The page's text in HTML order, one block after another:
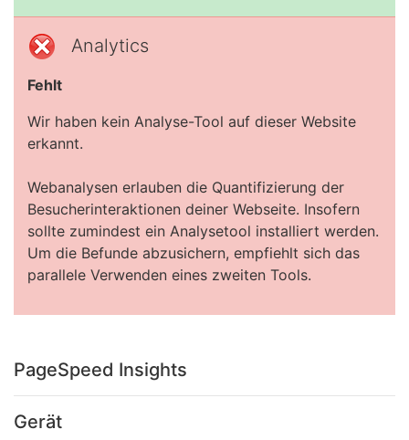
Analytics
Fehlt
Wir haben kein Analyse-Tool auf dieser Website
erkannt.
Webanalysen erlauben die Quantifizierung der
Besucherinteraktionen deiner Webseite. Insofern
sollte zumindest ein Analysetool installiert werden.
Um die Befunde abzusichern, empfiehlt sich das
parallele Verwenden eines zweiten Tools.
PageSpeed Insights
Gerät